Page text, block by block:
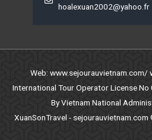
hoalexuan2002@yahoo.fr
Web: www.sejourauvietnam.com/
International Tour Operator License
By Vietnam National
XuanSonTravel - sejourauvietnam.com